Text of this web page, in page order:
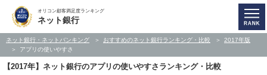
オリコン顧客満足度ランキング
ネット銀行
ネット銀行・ネットバンキング おすすめのネット銀行ランキング・比較
2017年版
アプリの使いやすさ
【2017年】ネット銀行のアプリの使いやすさランキング・比較